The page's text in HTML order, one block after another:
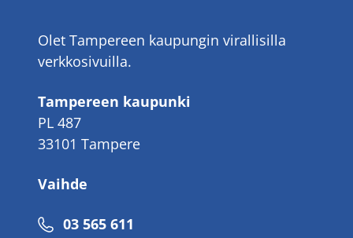
Olet Tampereen kaupungin virallisilla
verkkosivuilla.
Tampereen kaupunki
PL 487
33101 Tampere
Vaihde
Puhelinnumero
03 565 611